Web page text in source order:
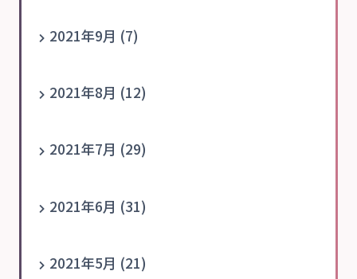
2021年9月 (7)
2021年8月 (12)
2021年7月 (29)
2021年6月 (31)
2021年5月 (21)